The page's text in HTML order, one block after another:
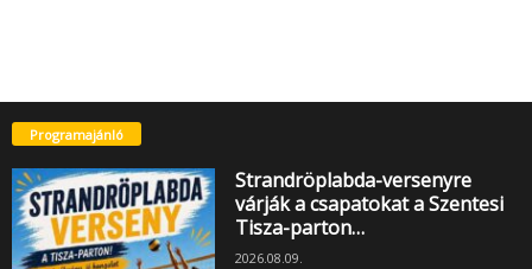
Programajánló
Strandröplabda-versenyre
várják a csapatokat a Szentesi
Tisza-parton…
2026.08.09.